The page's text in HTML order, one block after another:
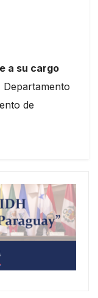
a su cargo
Departamento
de